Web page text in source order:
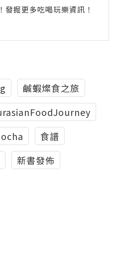
掘更多吃喝玩樂資訊！
鹹蝦燦食之旅
食譜
新書發佈